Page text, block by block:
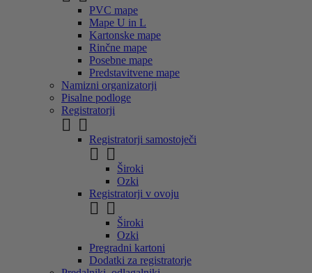
PVC mape
Mape U in L
Kartonske mape
Rinčne mape
Posebne mape
Predstavitvene mape
Namizni organizatorji
Pisalne podloge
Registratorji
 
Registratorji samostoječi
 
Široki
Ozki
Registratorji v ovoju
 
Široki
Ozki
Pregradni kartoni
Dodatki za registratorje